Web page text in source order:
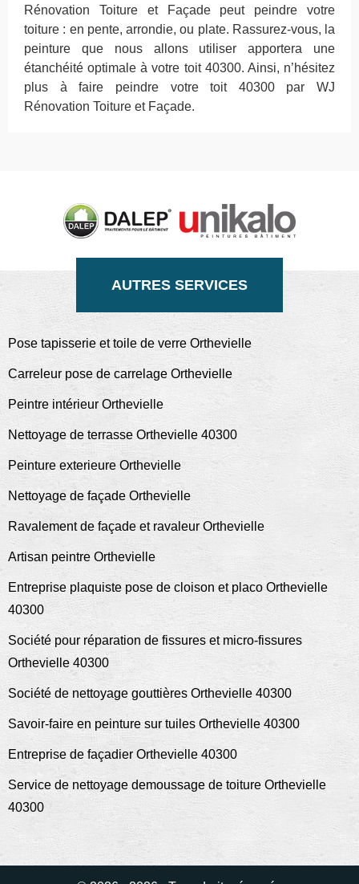
Rénovation Toiture et Façade peut peindre votre
toiture : en pente, arrondie, ou plate. Rassurez-vous, la
peinture que nous allons utiliser apportera une
étanchéité optimale à votre toit 40300. Ainsi, n’hésitez
plus à faire peindre votre toit 40300 par WJ
Rénovation Toiture et Façade.
AUTRES SERVICES
Pose tapisserie et toile de verre Orthevielle
Carreleur pose de carrelage Orthevielle
Peintre intérieur Orthevielle
Nettoyage de terrasse Orthevielle 40300
Peinture exterieure Orthevielle
Nettoyage de façade Orthevielle
Ravalement de façade et ravaleur Orthevielle
Artisan peintre Orthevielle
Entreprise plaquiste pose de cloison et placo Orthevielle
40300
Société pour réparation de fissures et micro-fissures
Orthevielle 40300
Société de nettoyage gouttières Orthevielle 40300
Savoir-faire en peinture sur tuiles Orthevielle 40300
Entreprise de façadier Orthevielle 40300
Service de nettoyage demoussage de toiture Orthevielle
40300